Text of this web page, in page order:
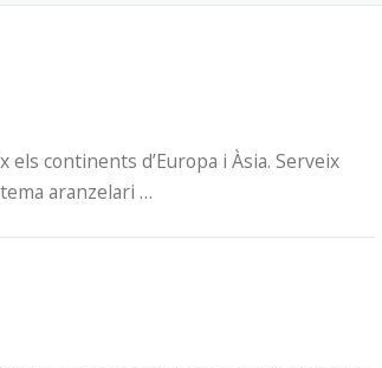
continents d’Europa i Àsia. Serveix
aranzelari …